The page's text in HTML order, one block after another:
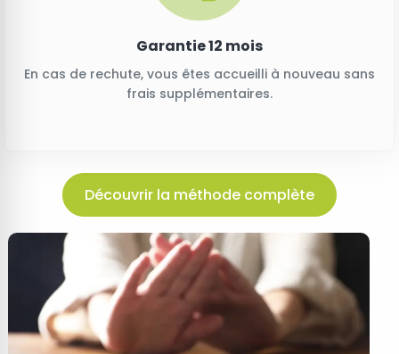
Garantie 12 mois
En cas de rechute, vous êtes accueilli à nouveau sans
frais supplémentaires.
Découvrir la méthode complète